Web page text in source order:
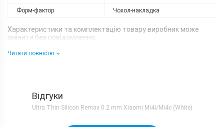
Форм-фактор Чохол-накладка
Характеристики та комплектацію товару виробник може
змінити без повідомлення.
Читати повністю
Відгуки
Ultra Thin Silicon Remax 0.2 mm Xiaomi Mi4i/Mi4c (White)